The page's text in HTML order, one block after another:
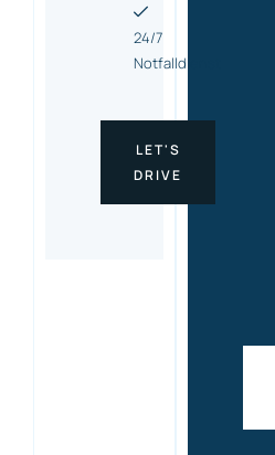
24/7
Notfalldienst
LET'S
DRIVE